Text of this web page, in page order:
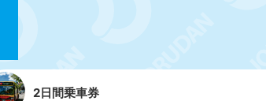
2日間乗車券